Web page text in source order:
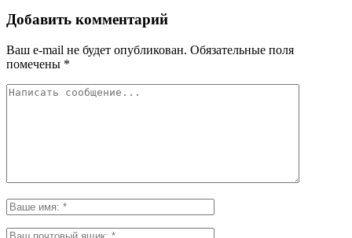
Добавить комментарий
Ваш e-mail не будет опубликован. Обязательные поля
помечены *